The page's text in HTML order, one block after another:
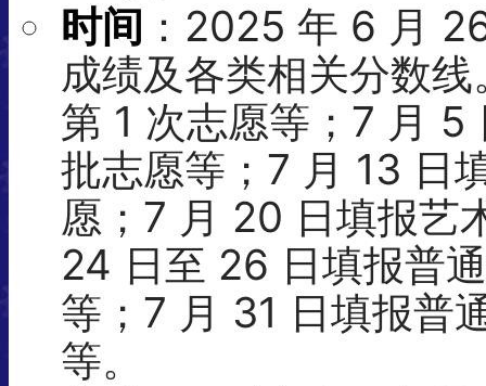
时间 ：2025 年 6 月
成绩及各类相关分数
第 1 次志愿等；7 月 5
批志愿等；7 月 13 日
愿；7 月 20 日填报艺
24 日至 26 日填报普
等；7 月 31 日填报普
等。